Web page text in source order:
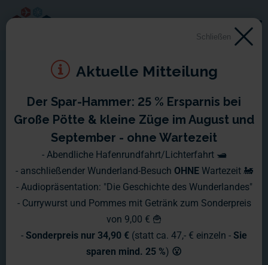
Montag, 14.02. - Sonntag,
20.02.2005
Skandinavien ändert sein Ausssehen nun fast täglich und
wieder einmal werden wir belegen, daß wir auch in den
älteren Abschnitten nichts unversucht lassen, um unseren
Besuchern immer neue Impressionen zu bieten:
Schließen
Aktuelle Mitteilung
Der Spar-Hammer: 25 % Ersparnis bei
Große Pötte & kleine Züge im August und
September - ohne Wartezeit
- Abendliche Hafenrundfahrt/Lichterfahrt 🛥️
- anschließender Wunderland-Besuch OHNE Wartezeit 🚂
- Audiopräsentation: "Die Geschichte des Wunderlandes"
- Currywurst und Pommes mit Getränk zum Sonderpreis
von 9,00 € 🍟
- Sonderpreis nur 34,90 € (statt ca. 47,- € einzeln - Sie
sparen mind. 25 %) 😮